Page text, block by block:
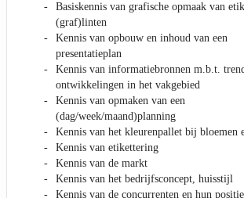
Basiskennis van grafische opmaak van
(graf)linten
Kennis van opbouw en inhoud van een
presentatieplan
Kennis van informatiebronnen m.b.t.
ontwikkelingen in het vakgebied
Kennis van opmaken van een
(dag/week/maand)planning
Kennis van het kleurenpallet bij bloemen
Kennis van etikettering
Kennis van de markt
Kennis van het bedrijfsconcept, huisstijl
Kennis van de concurrenten en hun